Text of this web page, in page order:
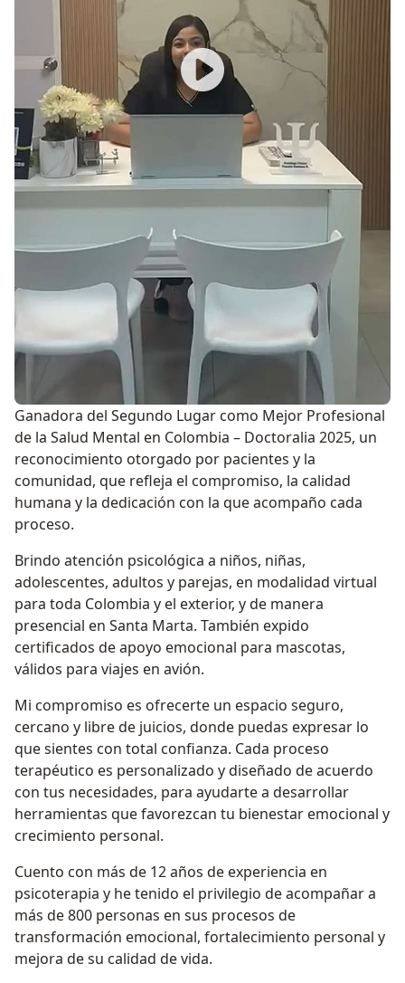
Ganadora del Segundo Lugar como Mejor Profesional
de la Salud Mental en Colombia – Doctoralia 2025, un
reconocimiento otorgado por pacientes y la
comunidad, que refleja el compromiso, la calidad
humana y la dedicación con la que acompaño cada
proceso.
Brindo atención psicológica a niños, niñas,
adolescentes, adultos y parejas, en modalidad virtual
para toda Colombia y el exterior, y de manera
presencial en Santa Marta. También expido
certificados de apoyo emocional para mascotas,
válidos para viajes en avión.
Mi compromiso es ofrecerte un espacio seguro,
cercano y libre de juicios, donde puedas expresar lo
que sientes con total confianza. Cada proceso
terapéutico es personalizado y diseñado de acuerdo
con tus necesidades, para ayudarte a desarrollar
herramientas que favorezcan tu bienestar emocional y
crecimiento personal.
Cuento con más de 12 años de experiencia en
psicoterapia y he tenido el privilegio de acompañar a
más de 800 personas en sus procesos de
transformación emocional, fortalecimiento personal y
mejora de su calidad de vida.